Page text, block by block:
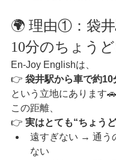
🌍 理由①：袋
10分のちょう
En-Joy Englishは、
👉 袋井駅から車で約10
という立地にあります🚗
この距離、
👉 実はとても“ちょう
遠すぎない → 通う
ない